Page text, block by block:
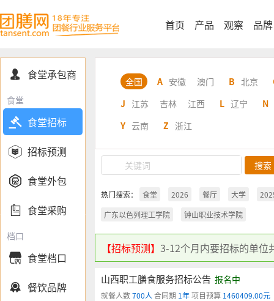
首页 产品 观察 品牌
 食堂承包商
食堂
 食堂招标
 招标预测
 食堂外包
 食堂采购
档口
 食堂档口
 餐饮品牌
全国 A 安徽 澳门 B 北京
J 江苏 吉林 江西 L 辽宁
N
Y 云南 Z 浙江
热门搜索： 食堂 2026 餐厅 大学
广东以色列理工学院
钟山职业技术学院
【招标预测】 3-12个月内要招标的单位
山西职工膳食服务招标公告 报名中
就餐人数700人 合同期 1年项目预算 1460409.00元